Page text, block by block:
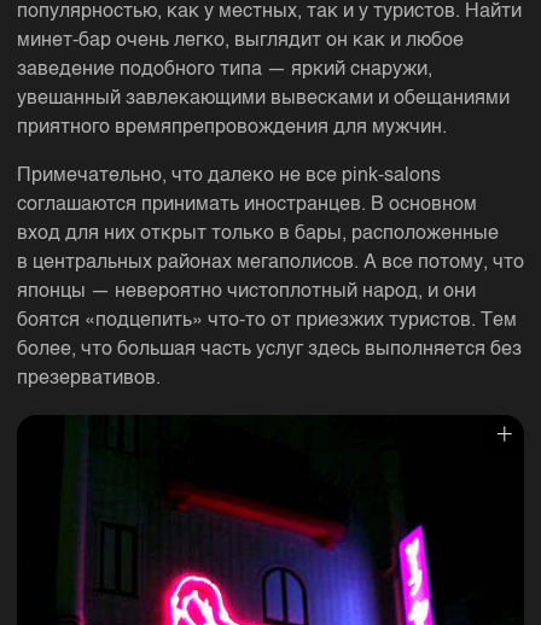
популярностью, как у местных, так и у туристов. Найти
минет-бар очень легко, выглядит он как и любое
заведение подобного типа — яркий снаружи,
увешанный завлекающими вывесками и обещаниями
приятного времяпрепровождения для мужчин.
Примечательно, что далеко не все pink-salons
соглашаются принимать иностранцев. В основном
вход для них открыт только в бары, расположенные
в центральных районах мегаполисов. А все потому, что
японцы — невероятно чистоплотный народ, и они
боятся «подцепить» что-то от приезжих туристов. Тем
более, что большая часть услуг здесь выполняется без
презервативов.